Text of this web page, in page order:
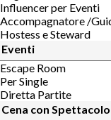
Influencer per Eventi
Accompagnatore /
Hostess e Steward
Eventi
Escape Room
Per Single
Diretta Partite
Cena con Spettacolo